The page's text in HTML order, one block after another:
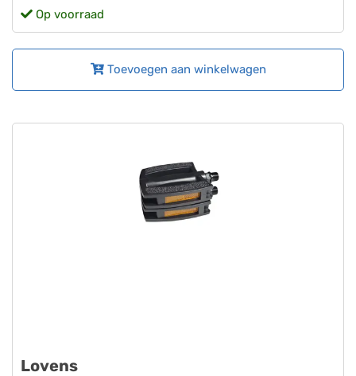
Op voorraad
Toevoegen aan winkelwagen
Lovens